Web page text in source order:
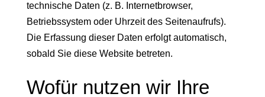
technische Daten (z. B. Internetbrowser,
Betriebssystem oder Uhrzeit des Seitenaufrufs).
Die Erfassung dieser Daten erfolgt automatisch,
sobald Sie diese Website betreten.
Wofür nutzen wir Ihre